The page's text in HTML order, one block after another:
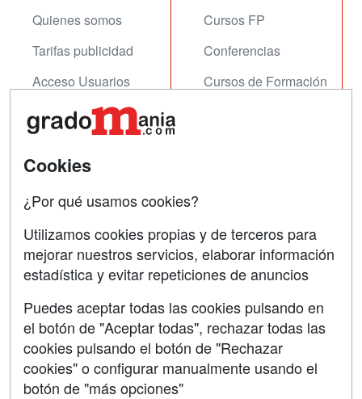
Quienes somos
Tarifas publicidad
Acceso Usuarios
Acceso Centros
Cursos FP
Conferencias
Cursos de Formación
Contactar
Copyleft
Grupo formazion:
Cookies
¿Por qué usamos cookies?
Utilizamos cookies propias y de terceros para
mejorar nuestros servicios, elaborar información
estadística y evitar repeticiones de anuncios
Puedes aceptar todas las cookies pulsando en
el botón de "Aceptar todas", rechazar todas las
cookies pulsando el botón de "Rechazar
cookies" o configurar manualmente usando el
botón de "más opciones"